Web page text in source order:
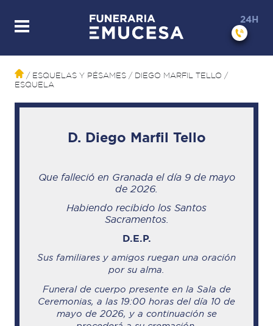
24H
/ ESQUELAS Y PÉSAMES / DIEGO MARFIL TELLO /
ESQUELA
D. Diego Marfil Tello
Que falleció en Granada el día 9 de mayo
de 2026.
Habiendo recibido los Santos
Sacramentos.
D.E.P.
Sus familiares y amigos ruegan una oración
por su alma.
Funeral de cuerpo presente en la Sala de
Ceremonias, a las 19:00 horas del día 10 de
mayo de 2026, y a continuación se